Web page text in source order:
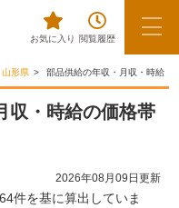
お気に入り 閲覧履歴
山形県 部品供給の年収・月収・時給
収・時給の価格帯
2026年08月09日更新
件を基に算出していま